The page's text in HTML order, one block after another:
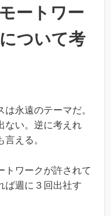
ートワー
ついて考
永遠のテーマだ。
ない。逆に考えれ
える。
トワークが許されて
ば週に３回出社す